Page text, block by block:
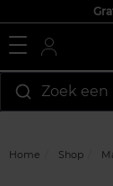
Zoek een
Home Shop